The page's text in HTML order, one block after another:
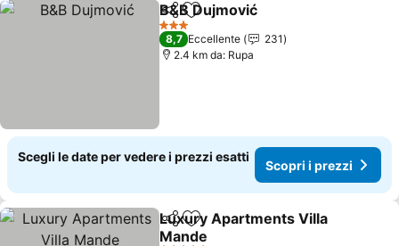
CondividiAggiungi ai preferiti
B&B Dujmović
3 Stelle
8,7 Eccellente
231
2.4 km da: Rupa
Scegli le date per vedere i prezzi esatti
Scopri i prezzi
CondividiAggiungi ai preferiti
Luxury Apartments Villa
Mande